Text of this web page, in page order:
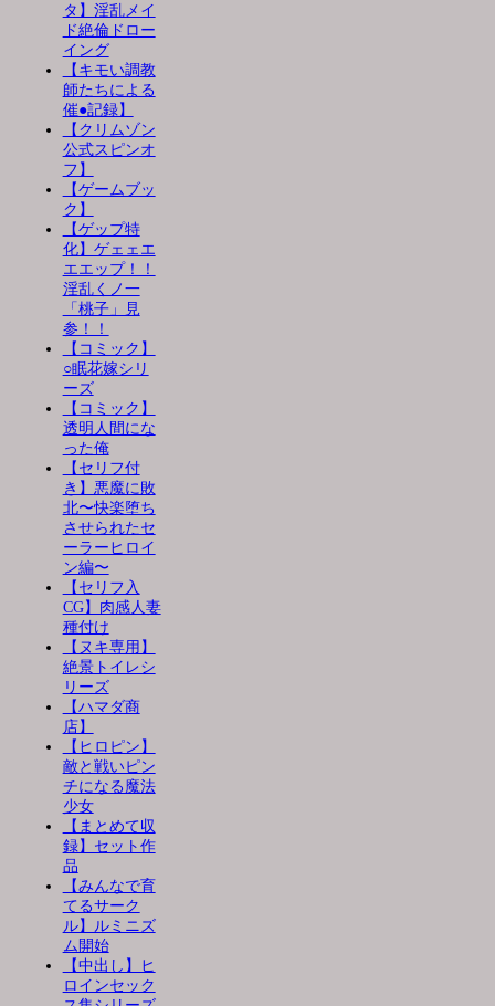
タ】淫乱メイ
ド絶倫ドロー
イング
【キモい調教
師たちによる
催●記録】
【クリムゾン
公式スピンオ
フ】
【ゲームブッ
ク】
【ゲップ特
化】ゲェェエ
エエップ！！
淫乱くノ一
「桃子」見
参！！
【コミック】
○眠花嫁シリ
ーズ
【コミック】
透明人間にな
った俺
【セリフ付
き】悪魔に敗
北〜快楽堕ち
させられたセ
ーラーヒロイ
ン編〜
【セリフ入
CG】肉感人妻
種付け
【ヌキ専用】
絶景トイレシ
リーズ
【ハマダ商
店】
【ヒロピン】
敵と戦いピン
チになる魔法
少女
【まとめて収
録】セット作
品
【みんなで育
てるサーク
ル】ルミニズ
ム開始
【中出し】ヒ
ロインセック